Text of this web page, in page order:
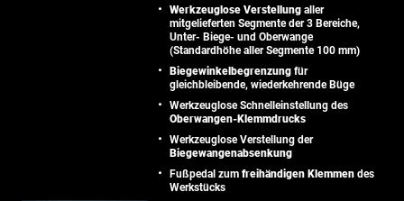
Werkzeuglose Verstellung aller
mitgelieferten Segmente der 3 Bereiche,
Unter- Biege- und Oberwange
(Standardhöhe aller Segmente 100 mm)
Biegewinkelbegrenzung für
gleichbleibende, wiederkehrende Büge
Werkzeuglose Schnelleinstellung des
Oberwangen-Klemmdrucks
Werkzeuglose Verstellung der
Biegewangenabsenkung
Fußpedal zum freihändigen Klemmen des
Werkstücks